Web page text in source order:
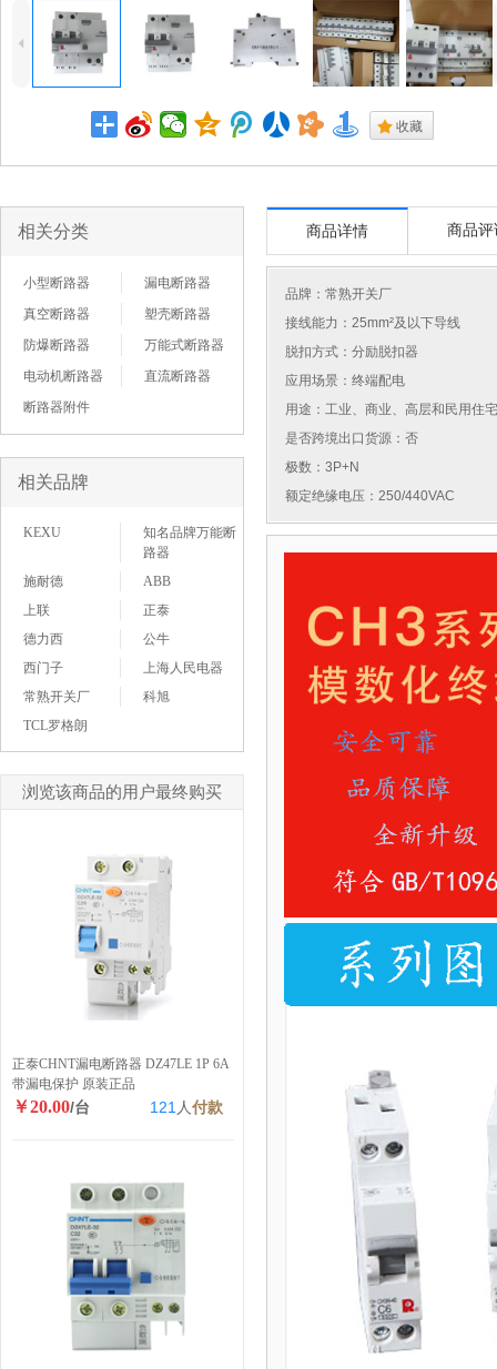
4
. 收藏
相关分类
小型断路器
漏电断路器
真空断路器
塑壳断路器
防爆断路器
万能式断路器
电动机断路器
直流断路器
断路器附件
相关品牌
KEXU
知名品牌万能断
路器
施耐德
ABB
上联
正泰
德力西
公牛
西门子
上海人民电器
常熟开关厂
科旭
TCL罗格朗
浏览该商品的用户最终购买
正泰CHNT漏电断路器 DZ47LE 1P 6A
带漏电保护 原装正品
￥20.00/台 121 人付款
商品详情 商品评
品牌： 常熟开关厂
接线能力：25mm²及以下导线
脱扣方式：分励脱扣器
应用场景：终端配电
用途：工业、商业、高层和民用住
是否跨境出口货源：否
极数：3P+N
额定绝缘电压：250/440VAC